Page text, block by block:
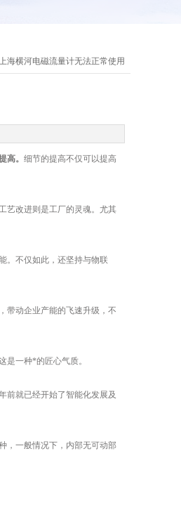
海横河电磁流量计无法正常使用
高。 细节的提高不仅可以提高
艺改进则是工厂的灵魂。尤其
。不仅如此，还坚持与物联
带动企业产能的飞速升级，不
一种*的匠心气质。
就已经开始了智能化发展及
，一般情况下，内部无可动部